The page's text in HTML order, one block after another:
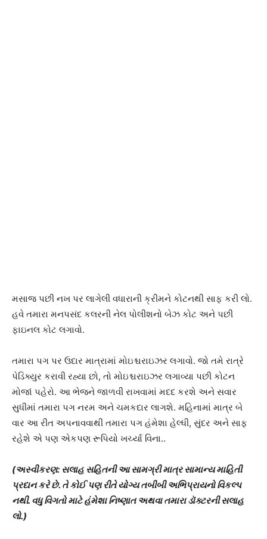
મસાજ પછી નખ પર લાગેલી વધારાની ક્રીમને કોટનથી સાફ કરી લો.
હવે તમારા મનપસંદ કલરની નેલ પોલીશનો બેઝ કોટ અને પછી
ફાઇનલ કોટ લગાવો.
તમારા પગ પર ઉદાર માત્રામાં મોઇશ્ચરાઇઝર લગાવો. જો તમે રાત્રે
પેડિક્યુર કરાવી રહ્યા છો, તો મોઇશ્ચરાઇઝર લગાવ્યા પછી કોટન
મોજાં પહેરો. આ ભેજને જાળવી રાખવામાં મદદ કરશે અને સવાર
સુધીમાં તમારા પગ નરમ અને ચમકદાર લાગશે. મહિનામાં માત્ર બે
વાર આ રીત અપનાવવાથી તમારા પગ હંમેશા હેલ્ધી, સુંદર અને સાફ
રહેશે એ પણ એકપણ રૂપિયો ખર્ચ્યા વિના..
(અસ્વીકરણ: સલાહ સહિતની આ સામગ્રી માત્ર સામાન્ય માહિતી
પ્રદાન કરે છે. તે કોઈ પણ રીતે યોગ્ય તબીબી અભિપ્રાયનો વિકલ્પ
નથી. વધુ વિગતો માટે હંમેશા નિષ્ણાત અથવા તમારા ડૉક્ટરની સલાહ
લો.)